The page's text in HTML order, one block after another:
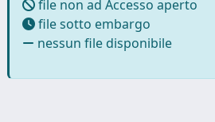
file non ad Accesso aperto
file sotto embargo
nessun file disponibile